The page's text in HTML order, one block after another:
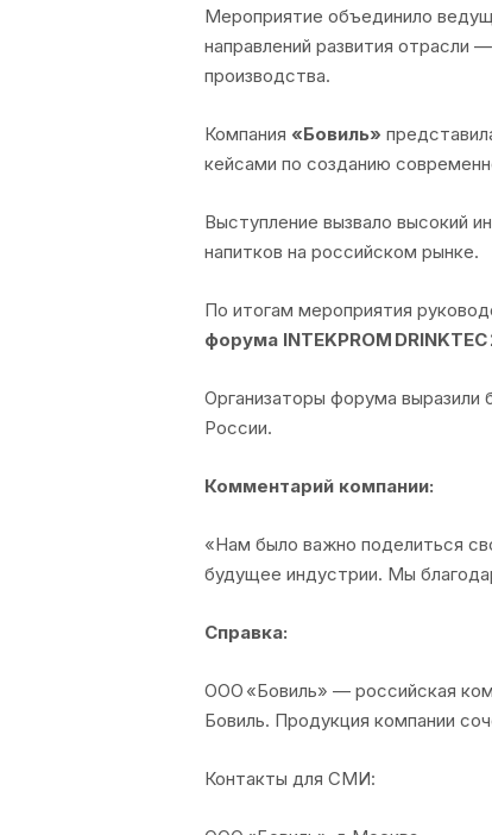
Мероприятие объединило
направлений развития отрасли
производства.
Компания «Бовиль»
кейсами по созданию
Выступление вызвало высокий
напитков на российском рынке.
По итогам мероприятия
форума INTEKPROM DRINKTEC
Организаторы форума выразили
России.
Комментарий компании:
«Нам было важно поделиться
будущее индустрии. Мы
Справка:
ООО «Бовиль» — российская
Бовиль. Продукция компании
Контакты для СМИ: